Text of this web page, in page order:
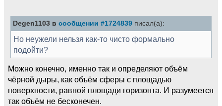
Degen1103 в сообщении #1724839 писал(а):
Но неужели нельзя как-то чисто формально
подойти?
Можно конечно, именно так и определяют объём
чёрной дыры, как объём сферы с площадью
поверхности, равной площади горизонта. И разумеется
так объём не бесконечен.